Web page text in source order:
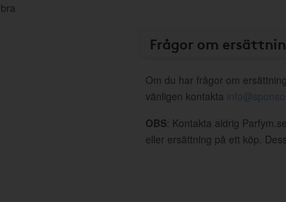
Frågor om
Om du har frågor om
vänligen kontakta
OBS: Kontakta aldrig
eller ersättning på ett köp.